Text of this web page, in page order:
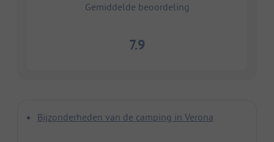
Gemiddelde beoordeling
7.9
Bijzonderheden van de camping in Verona